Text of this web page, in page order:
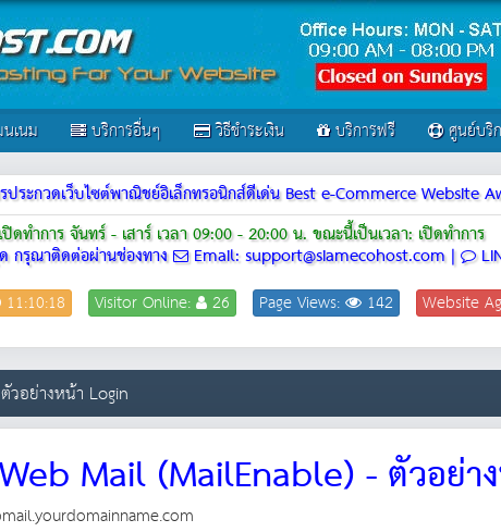
เนม บริการอื่นๆ วิธีชำระเงิน บริการฟรี ศูนย์บริ
ระกวดเว็บไซต์พาณิชย์อิเล็กทรอนิกส์ดีเด่น Best e-Commerce Website
ดทำการ จันทร์ - เสาร์ เวลา 09:00 - 20:00 น.ขณะนี้เป็นเวลา: เปิดทำการ
กรุณาติดต่อผ่านช่องทาง Email: support@siamecohost.com |
11:10:18 Visitor Online: 26 Page Views: 142 Website
วอย่างหน้า Login
Mail (MailEnable) - ตัวอย่า